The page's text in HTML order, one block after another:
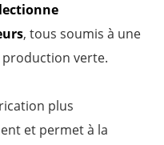
, tous soumis à une
production verte.
plus
et permet à la